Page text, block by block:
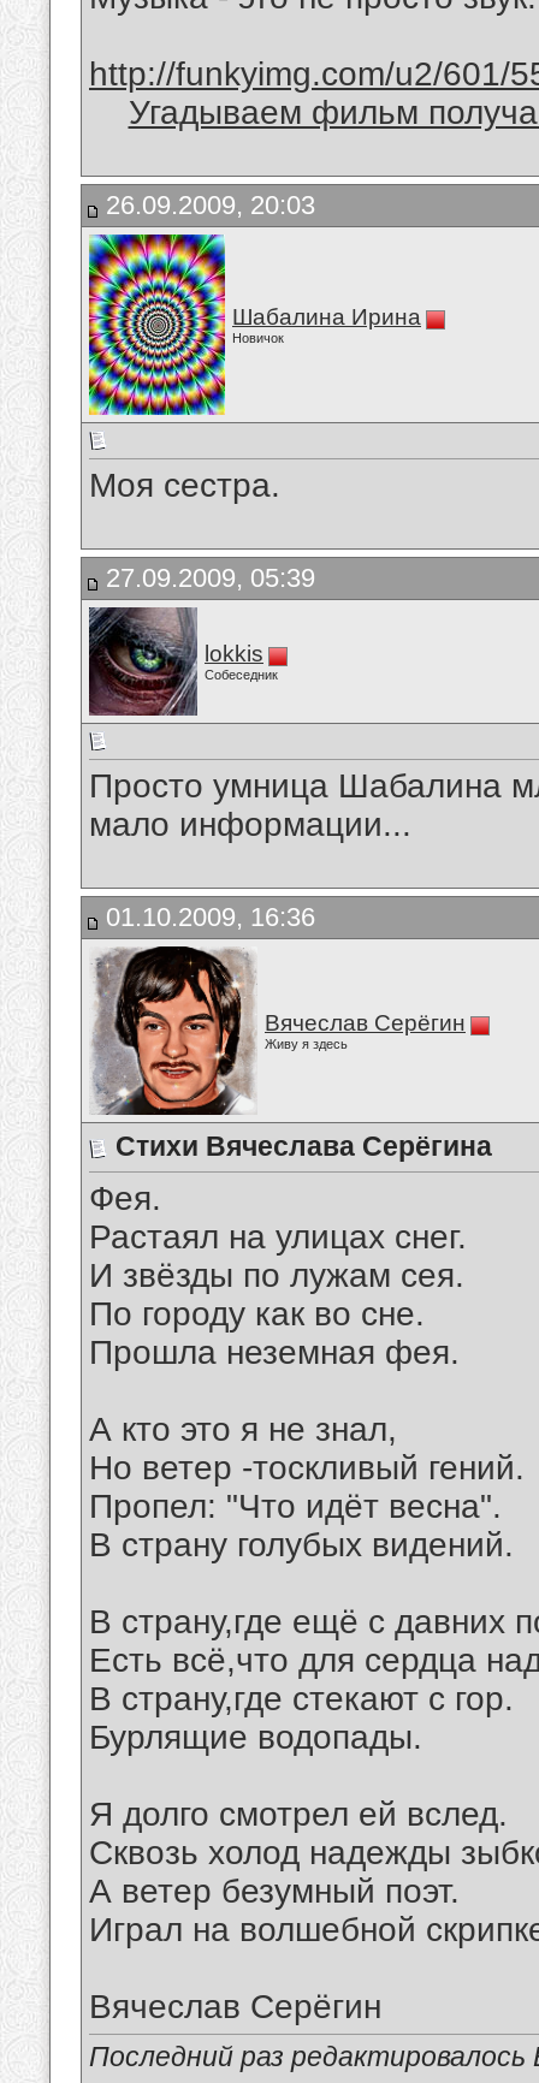
http://funkyimg.com/u2/601/
Угадываем фильм
26.09.2009, 20:03
Шабалина Ирина
Новичок
Моя сестра.
27.09.2009, 05:39
lokkis
Собеседник
Просто умница Шабалина
мало информации...
01.10.2009, 16:36
Вячеслав Серёгин
Живу я здесь
Стихи Вячеслава Серёгина
Фея.
Растаял на улицах снег.
И звёзды по лужам сея.
По городу как во сне.
Прошла неземная фея.
А кто это я не знал,
Но ветер -тоскливый гений.
Пропел: "Что идёт весна".
В страну голубых видений.
В страну,где ещё с давних
Есть всё,что для сердца
В страну,где стекают с гор.
Бурлящие водопады.
Я долго смотрел ей вслед.
Сквозь холод надежды
А ветер безумный поэт.
Играл на волшебной
Вячеслав Серёгин
Последний раз